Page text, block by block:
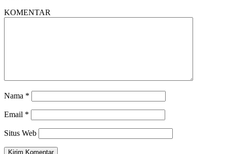
KOMENTAR
Nama *
Email *
Situs Web